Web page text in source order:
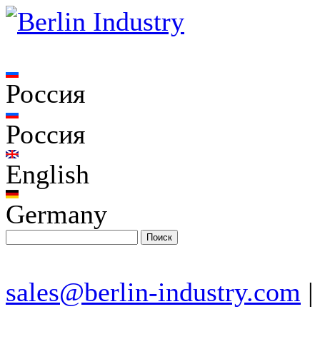
Россия
Россия
English
Germany
sales@berlin-industry.com |